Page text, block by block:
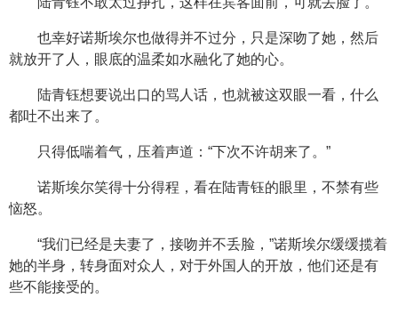
也幸好诺斯埃尔也做得并不过分，只是深吻了她，然后
就放开了人，眼底的温柔如水融化了她的心。
陆青钰想要说出口的骂人话，也就被这双眼一看，什么
都吐不出来了。
只得低喘着气，压着声道：“下次不许胡来了。”
诺斯埃尔笑得十分得程，看在陆青钰的眼里，不禁有些
恼怒。
“我们已经是夫妻了，接吻并不丢脸，”诺斯埃尔缓缓揽着
她的半身，转身面对众人，对于外国人的开放，他们还是有
些不能接受的。